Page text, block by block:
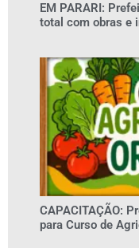
EM PARARI:
total com obras e
CAPACITAÇÃO:
para Curso de